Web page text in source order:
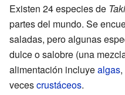
Existen 24 especies de
partes del mundo. Se
saladas, pero algunas
dulce o salobre (una
alimentación incluyealgas,
vecescrustáceos.